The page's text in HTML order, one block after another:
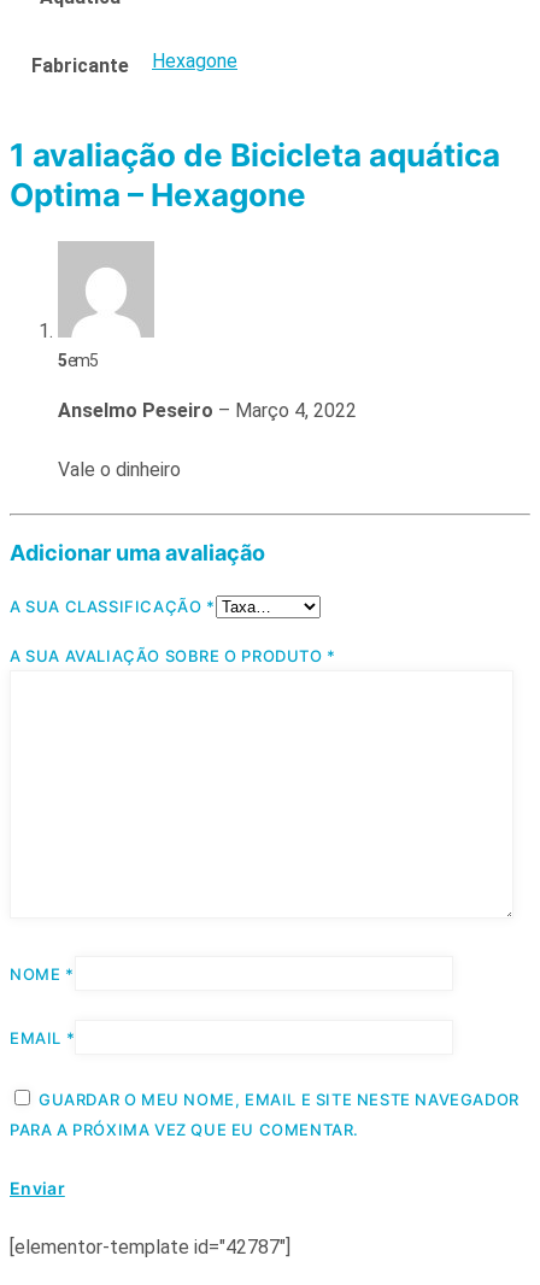
Fabricante Hexagone
1 avaliação de Bicicleta aquática
Optima – Hexagone
5em 5
Anselmo Peseiro – Março 4, 2022
Vale o dinheiro
Adicionar uma avaliação
A SUA CLASSIFICAÇÃO *
A SUA AVALIAÇÃO SOBRE O PRODUTO *
NOME *
EMAIL *
GUARDAR O MEU NOME, EMAIL E SITE NESTE NAVEGADOR
PARA A PRÓXIMA VEZ QUE EU COMENTAR.
[elementor-template id="42787"]